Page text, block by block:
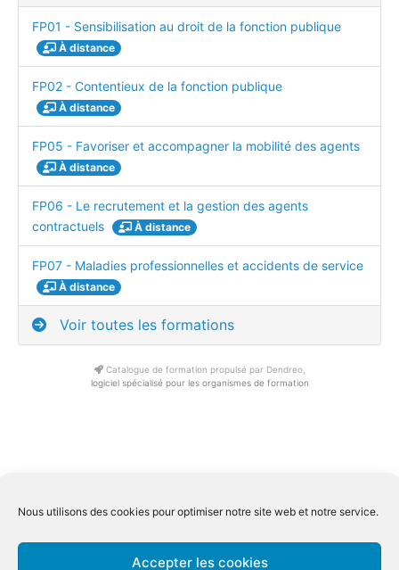
Nous utilisons des cookies pour optimiser notre site web et notre service.
Accepter les cookies
FP01 - Sensibilisation au droit de la fonction publique
À distance
FP02 - Contentieux de la fonction publique
À distance
FP05 - Favoriser et accompagner la mobilité des agents
À distance
FP06 - Le recrutement et la gestion des agents
contractuels
À distance
FP07 - Maladies professionnelles et accidents de service
À distance
Voir toutes les formations
Catalogue de formation propulsé par Dendreo,
logiciel spécialisé pour les organismes de formation
Conditions générale de ventes Inter|Conditions générale de
Conditions générale spécifiques distanciel
Mentions légales|